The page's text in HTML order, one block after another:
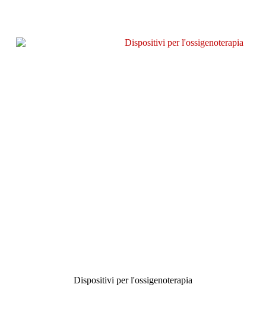
Dispositivi per l'ossigenoterapia